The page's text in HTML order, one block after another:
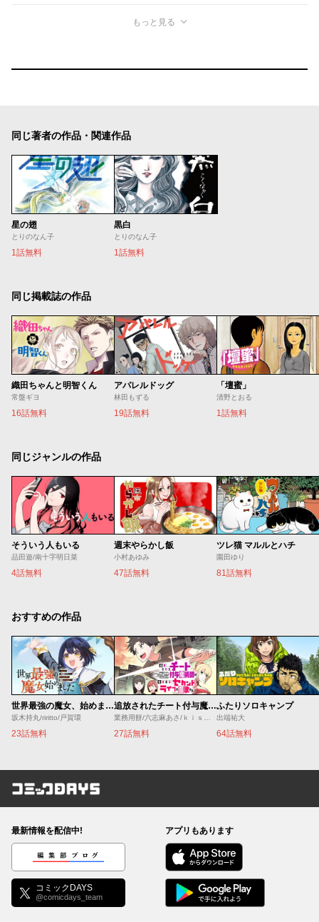
もっと見る
同じ著者の作品・関連作品
星の翅
とりのなん子
1話無料
黒白
とりのなん子
1話無料
同じ掲載誌の作品
織田ちゃんと明智くん
常盤ギヨ
16話無料
アパレルドッグ
林田もずる
19話無料
「壇蜜」
清野とおる
1話無料
同じジャンルの作品
そういう人もいる
品田遊/南十字明日菜
4話無料
週末やらかし飯
小村あゆみ
47話無料
ツレ猫 マルルとハチ
園田ゆり
81話無料
おすすめの作品
世界最強の魔女、始めました ～私だけ『攻略サイト』を見れる世界で自由に生きます～
坂木持丸/riritto/戸賀環
23話無料
追放されたチート付与魔術師は気ままなセカンドライフを謳歌する。 ～俺は武器だけじゃなく、あらゆるものに『強化ポイント』を付与できるし、俺の意思でいつでも効果を解除できるけど、残った人たち大丈夫？～
業務用餅/六志麻あさ/ｋｉｓｕｉ
27話無料
ふたりソロキャンプ
出端祐大
64話無料
コミックDAYS
最新情報を配信中!
編集部ブログ
コミックDAYS
@comicdays_team
アプリもあります